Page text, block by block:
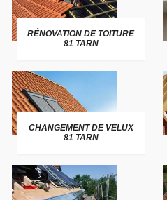
RÉNOVATION DE TOITURE
81 TARN
CHANGEMENT DE VELUX
81 TARN